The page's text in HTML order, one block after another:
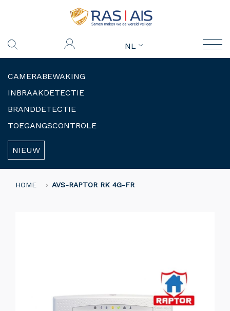
NL
CAMERABEWAKING
INBRAAKDETECTIE
BRANDDETECTIE
TOEGANGSCONTROLE
NIEUW
HOME AVS-RAPTOR RK 4G-FR